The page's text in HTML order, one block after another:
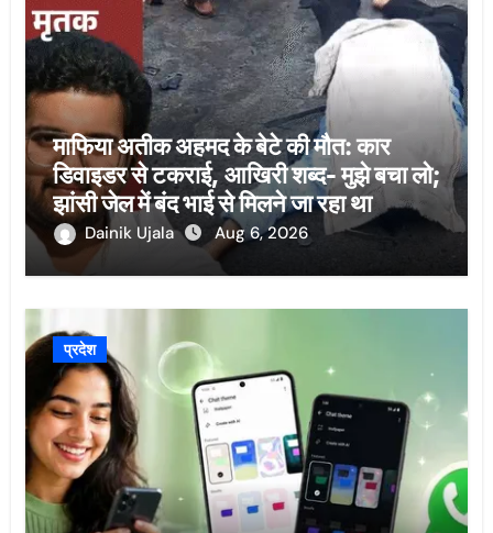
माफिया अतीक अहमद के बेटे की मौत: कार
डिवाइडर से टकराई, आखिरी शब्द- मुझे बचा लो;
झांसी जेल में बंद भाई से मिलने जा रहा था
Dainik Ujala Aug 6, 2026
प्रदेश